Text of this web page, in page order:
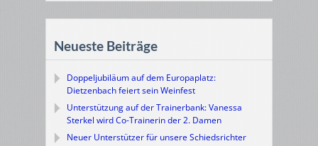
Neueste Beiträge
Doppeljubiläum auf dem Europaplatz:
Dietzenbach feiert sein Weinfest
Unterstützung auf der Trainerbank: Vanessa
Sterkel wird Co-Trainerin der 2. Damen
Neuer Unterstützer für unsere Schiedsrichter